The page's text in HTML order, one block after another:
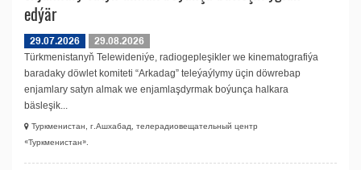
edýär
29.07.2026
29.08.2026
Türkmenistanyň Telewideniýe, radio­gepleşikler we kinematografiýa
baradaky döwlet komiteti “Arkadag” teleýaýlymy üçin döwrebap
enjamlary satyn almak we enjamlaşdyrmak boýunça halkara
bäsleşik...
Туркменистан, г.Ашхабад, телерадио­вещательный центр
«Туркменистан».